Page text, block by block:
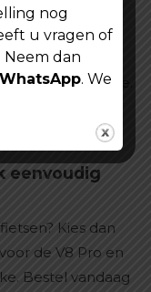
een groot
voor een
je het
van jouw fatbike.
ritten als
eenvoudig
Kies dan
de V8 Pro en
Bestel vandaag
nog
u vragen of
dan
WhatsApp. We